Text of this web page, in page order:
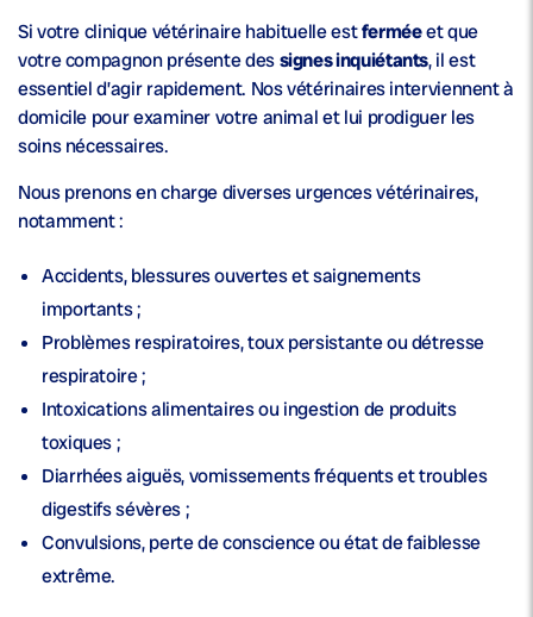
Si votre clinique vétérinaire habituelle estferméeet que
votre compagnon présente dessignes inquiétants, il est
essentiel d’agir rapidement. Nos vétérinaires interviennent à
domicile pour examiner votre animal et lui prodiguer les
soins nécessaires.
Nous prenons en charge diverses urgences vétérinaires,
notamment :
Accidents, blessures ouvertes et saignements
importants ;
Problèmes respiratoires, toux persistante ou détresse
respiratoire ;
Intoxications alimentaires ou ingestion de produits
toxiques ;
Diarrhées aiguës, vomissements fréquents et troubles
digestifs sévères ;
Convulsions, perte de conscience ou état de faiblesse
extrême.